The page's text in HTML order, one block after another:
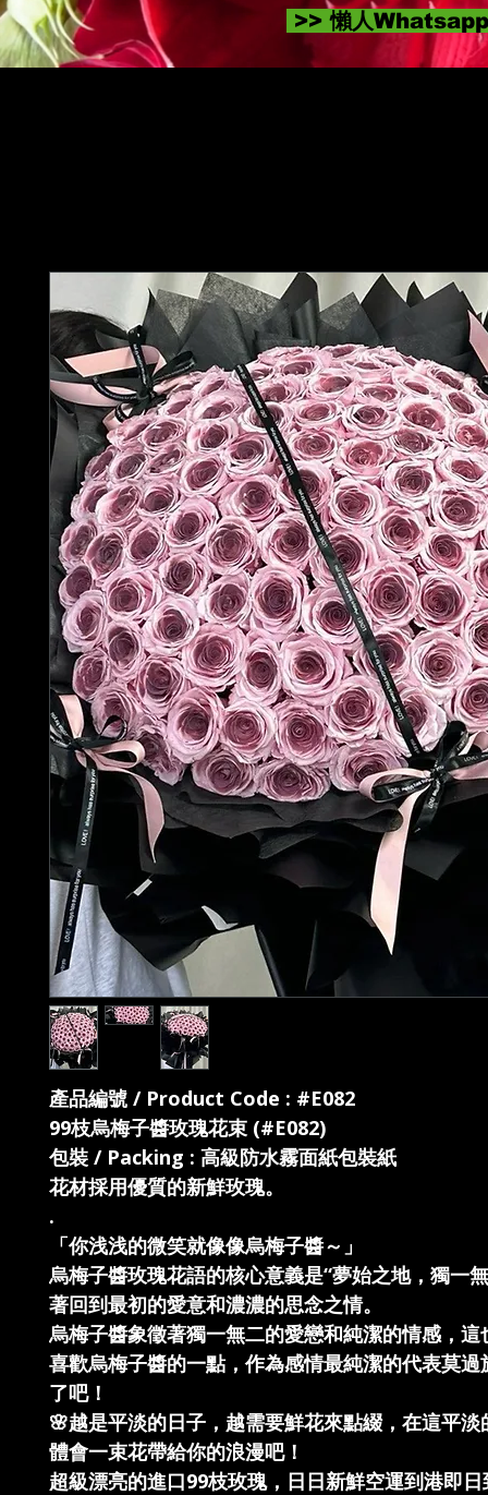
>> 懶人
產品編號 / Product Code : #E082
99枝烏梅子醬玫瑰花束 (#E082)
包裝 / Packing : 高級防水霧面紙包裝紙
花材採用優質的新鮮玫瑰。
.
「你浅浅的微笑就像像烏梅子醬～」
烏梅子醬玫瑰花語的核心意義是“夢始之地，獨一
著回到最初的愛意和濃濃的思念之情。
烏梅子醬象徵著獨一無二的愛戀和純潔的情感，這
喜歡烏梅子醬的一點，作為感情最純潔的代表莫過
了吧！
🌸越是平淡的日子，越需要鮮花來點綴，在這平淡
體會一束花帶給你的浪漫吧！
超級漂亮的進口99枝玫瑰，日日新鮮空運到港即